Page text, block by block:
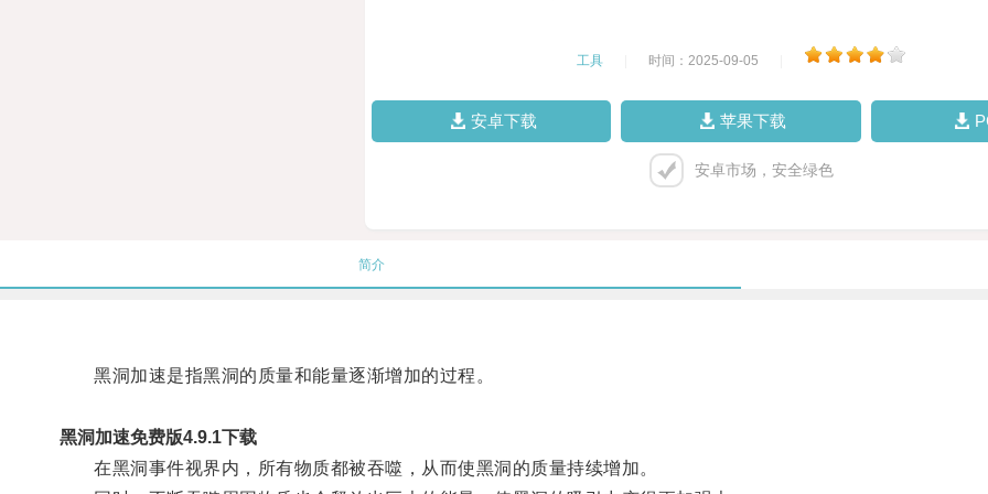
工具 时间：2025-09-05
安卓下载 苹果下载
安卓市场，安全绿色
简介
黑洞加速是指黑洞的质量和能量逐渐增加的过程。
黑洞加速免费版4.9.1下载
在黑洞事件视界内，所有物质都被吞噬，从而使黑洞的质量持续增加。